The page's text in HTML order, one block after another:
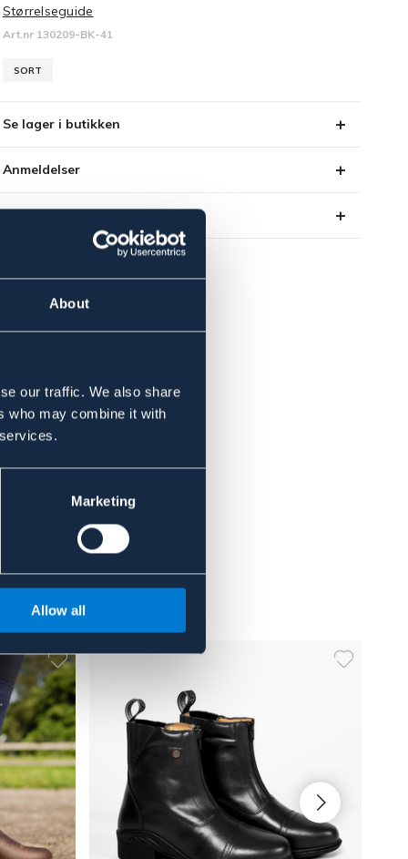
About
our traffic. We also share
who may combine it with
Marketing
Allow all
Størrelseguide
Art.nr 130209-BK-41
SORT
Se lager i butikken
Anmeldelser
About the brand